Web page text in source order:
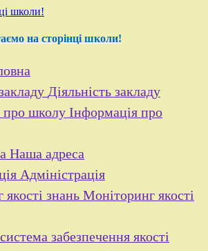
на сторінці школи!
Діяльність закладу
про школу Інформація про
Наша адреса
Адміністрація
знань Моніторинг якості
забезпечення якості